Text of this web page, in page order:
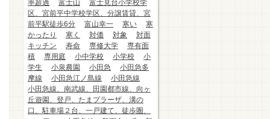
率超過
富士山
富士見台小学校学
区、宮前平中学校学区、分譲賃貸、宮
前平駅徒歩6分
富山幸一 寒い
寒
かったり
寒く 対価 対象
対面
キッチン
寿命 専修大学
専有面
積
専用庭 小中学校 小学校
小
学生
小泉農園 小田急
小田急多
摩線
小田急江ノ島線
小田急線
小田急線、南武線、田園都市線、向ヶ
丘遊園、登戸、たまプラーザ、溝の
口、駐車場２台、一戸建て、徒歩圏、